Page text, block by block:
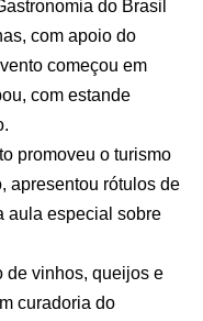
do Brasil
com apoio do
começou em
com estande
promoveu o turismo
apresentou rótulos de
aula especial sobre
de vinhos, queijos e
curadoria do